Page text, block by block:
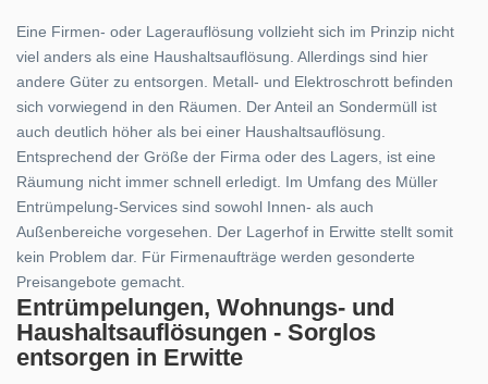
Eine Firmen- oder Lagerauflösung vollzieht sich im Prinzip nicht
viel anders als eine Haushaltsauflösung. Allerdings sind hier
andere Güter zu entsorgen. Metall- und Elektroschrott befinden
sich vorwiegend in den Räumen. Der Anteil an Sondermüll ist
auch deutlich höher als bei einer Haushaltsauflösung.
Entsprechend der Größe der Firma oder des Lagers, ist eine
Räumung nicht immer schnell erledigt. Im Umfang des Müller
Entrümpelung-Services sind sowohl Innen- als auch
Außenbereiche vorgesehen. Der Lagerhof in Erwitte stellt somit
kein Problem dar. Für Firmenaufträge werden gesonderte
Preisangebote gemacht.
Entrümpelungen, Wohnungs- und
Haushaltsauflösungen - Sorglos
entsorgen in Erwitte